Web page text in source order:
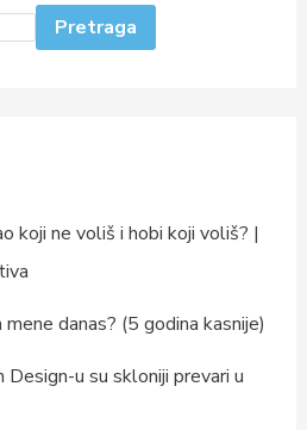
Pretraga
koji ne voliš i hobi koji voliš? |
danas? (5 godina kasnije)
u su skloniji prevari u